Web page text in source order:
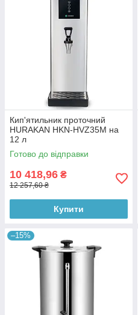
Кип'ятильник проточний
HURAKAN HKN-HVZ35M на
12 л
Готово до відправки
10 418,96 ₴
12 257,60 ₴
Купити
–15%